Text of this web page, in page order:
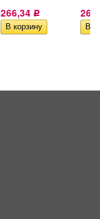
266,34 Р 267